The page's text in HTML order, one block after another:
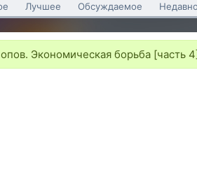
Лучшее Обсуждаемое
Экономическая борьба [часть